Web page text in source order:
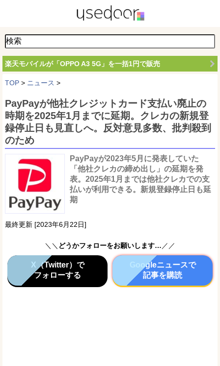
楽天モバイルが「OPPO A3 5G」を一括1円で販売
TOP > ニュース >
PayPayが他社クレジットカード支払い廃止の
時期を2025年1月までに延期。クレカの新規登
録停止日も見直しへ。反対意見多数、批判殺到
のため
PayPayが2023年5月に発表していた
「他社クレカの締め出し」の延期を発
表。2025年1月までは他社クレカでの支
払いが利用できる。新規登録停止日も延
期
最終更新 [2023年6月22日]
＼＼ どうかフォローをお願いします… ／／
X（Twitter）で
フォローする
Googleニュースで
記事を購読